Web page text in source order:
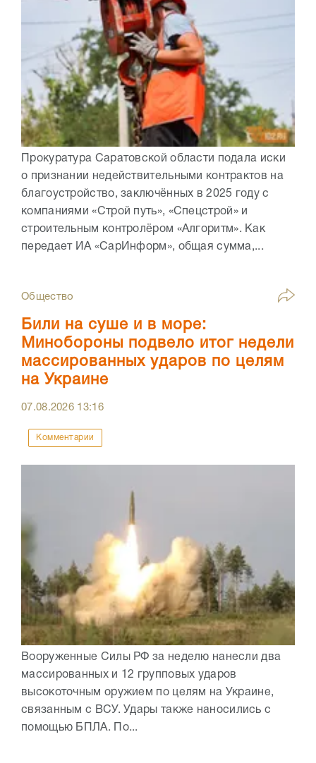
Прокуратура Саратовской области подала иски
о признании недействительными контрактов на
благоустройство, заключённых в 2025 году с
компаниями «Строй путь», «Спецстрой» и
строительным контролёром «Алгоритм». Как
передает ИА «СарИнформ», общая сумма,...
Общество
Били на суше и в море:
Минобороны подвело итог недели
массированных ударов по целям
на Украине
07.08.2026 13:16
Комментарии
Вооруженные Силы РФ за неделю нанесли два
массированных и 12 групповых ударов
высокоточным оружием по целям на Украине,
связанным с ВСУ. Удары также наносились с
помощью БПЛА. По...